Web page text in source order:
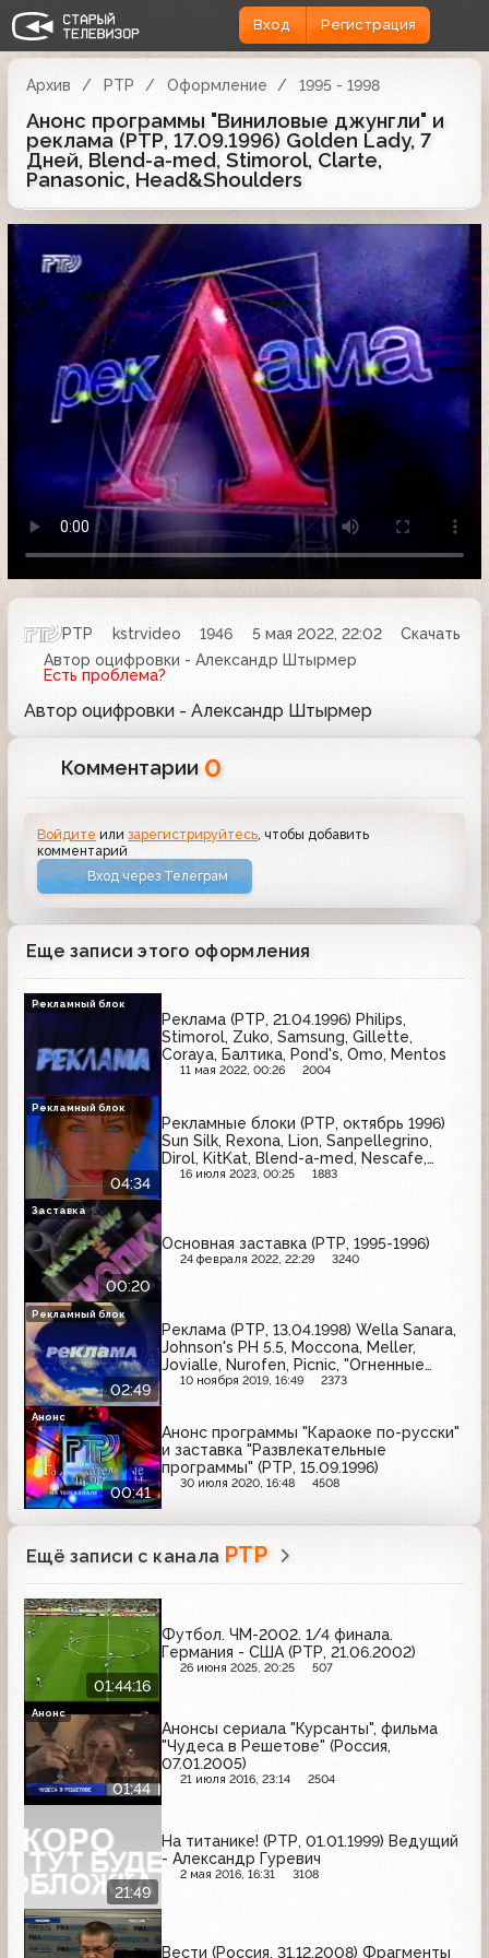
Вход Регистрация
Архив РТР Оформление 1995 - 1998
Анонс программы "Виниловые джунгли" и
реклама (РТР, 17.09.1996) Golden Lady, 7
Дней, Blend-a-med, Stimorol, Clarte,
Panasonic, Head&Shoulders
РТР kstrvideo 1946 5 мая 2022, 22:02
Скачать
Автор оцифровки - Александр Штырмер
Есть проблема?
Автор оцифровки - Александр Штырмер
Комментарии 0
Войдите илизарегистрируйтесь, чтобы добавить
комментарий
Вход через Телеграм
Еще записи этого оформления
Реклама (РТР, 21.04.1996) Philips,
Stimorol, Zuko, Samsung, Gillette,
Coraya, Балтика, Pond's, Omo, Mentos
11 мая 2022, 00:26 2004
Рекламный блок
04:34
Рекламные блоки (РТР, октябрь 1996)
Sun Silk, Rexona, Lion, Sanpellegrino,
Dirol, KitKat, Blend-a-med, Nescafe,
Донское солнечное, "Буржуйские
16 июля 2023, 00:25 1883
Рекламный блок
00:20
Основная заставка (РТР, 1995-1996)
24 февраля 2022, 22:29 3240
Заставка
02:49
Реклама (РТР, 13.04.1998) Wella Sanara,
Johnson's PH 5.5, Moccona, Meller,
Jovialle, Nurofen, Picnic, "Огненные
дожди" Марины Хлебниковой
10 ноября 2019, 16:49 2373
Рекламный блок
00:41
Анонс программы "Караоке по-русски"
и заставка "Развлекательные
программы" (РТР, 15.09.1996)
30 июля 2020, 16:48 4508
Анонс
Ещё записи с канала РТР
01:44:16
Футбол. ЧМ-2002. 1/4 финала.
Германия - США (РТР, 21.06.2002)
26 июня 2025, 20:25 507
01:44
Анонсы сериала "Курсанты", фильма
"Чудеса в Решетове" (Россия,
07.01.2005)
21 июля 2016, 23:14 2504
Анонс
21:49
На титанике! (РТР, 01.01.1999) Ведущий
- Александр Гуревич
2 мая 2016, 16:31 3108
Вести (Россия, 31.12.2008) Фрагменты